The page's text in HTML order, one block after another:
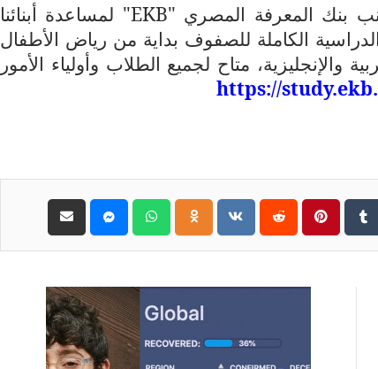
بنك المعرفة المصري "EKB" لمساعدة أبنائنا
الكاملة للصفوف بداية من رياض الأطفال
والإنجليزية، متاح لجميع الطلاب وأولياء الأمور
https://